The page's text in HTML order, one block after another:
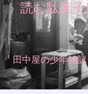
読む駄菓
田中屋の少年雑記